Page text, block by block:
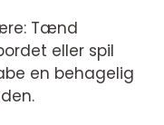
Tænd
eller spil
en behagelig